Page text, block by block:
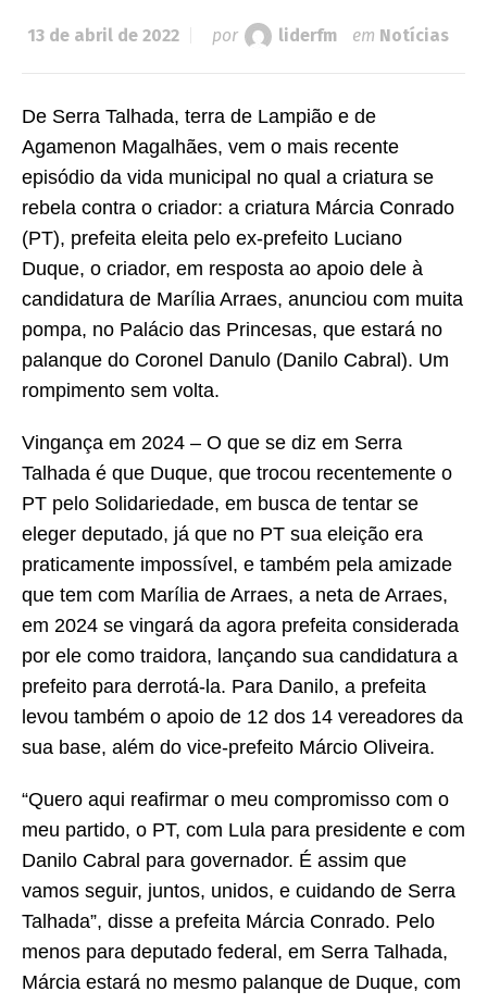
13 de abril de 2022 por liderfm em Notícias
De Serra Talhada, terra de Lampião e de
Agamenon Magalhães, vem o mais recente
episódio da vida municipal no qual a criatura se
rebela contra o criador: a criatura Márcia Conrado
(PT), prefeita eleita pelo ex-prefeito Luciano
Duque, o criador, em resposta ao apoio dele à
candidatura de Marília Arraes, anunciou com muita
pompa, no Palácio das Princesas, que estará no
palanque do Coronel Danulo (Danilo Cabral). Um
rompimento sem volta.
Vingança em 2024 – O que se diz em Serra
Talhada é que Duque, que trocou recentemente o
PT pelo Solidariedade, em busca de tentar se
eleger deputado, já que no PT sua eleição era
praticamente impossível, e também pela amizade
que tem com Marília de Arraes, a neta de Arraes,
em 2024 se vingará da agora prefeita considerada
por ele como traidora, lançando sua candidatura a
prefeito para derrotá-la. Para Danilo, a prefeita
levou também o apoio de 12 dos 14 vereadores da
sua base, além do vice-prefeito Márcio Oliveira.
“Quero aqui reafirmar o meu compromisso com o
meu partido, o PT, com Lula para presidente e com
Danilo Cabral para governador. É assim que
vamos seguir, juntos, unidos, e cuidando de Serra
Talhada”, disse a prefeita Márcia Conrado. Pelo
menos para deputado federal, em Serra Talhada,
Márcia estará no mesmo palanque de Duque, com